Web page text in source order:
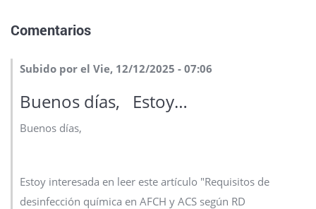
Comentarios
Subido por el Vie, 12/12/2025 - 07:06
Buenos días, Estoy…
Buenos días,
Estoy interesada en leer este artículo "Requisitos de
desinfección química en AFCH y ACS según RD